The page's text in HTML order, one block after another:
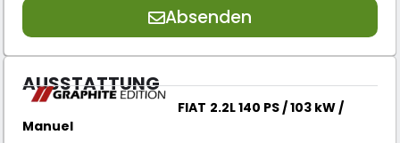
Absenden
AUSSTATTUNG
FIAT 2.2L 140 PS / 103 kW /
Manuel